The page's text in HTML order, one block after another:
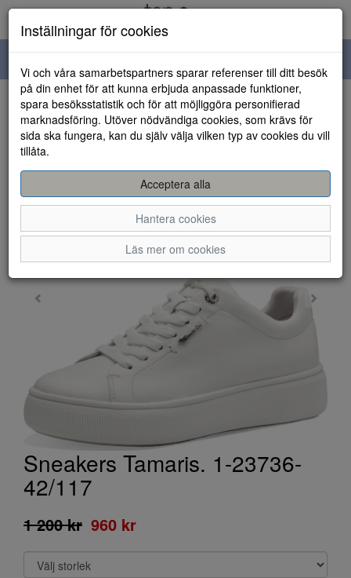
navigation
HEM
Sneakers Tamaris. 1-23736-
42/117
1 200 kr 960 kr
Inställningar för cookies
Vi och våra samarbetspartners sparar referenser till ditt besök
på din enhet för att kunna erbjuda anpassade funktioner,
spara besöksstatistik och för att möjliggöra personifierad
marknadsföring. Utöver nödvändiga cookies, som krävs för
sida ska fungera, kan du själv välja vilken typ av cookies du vill
tillåta.
Acceptera alla
Hantera cookies
Läs mer om cookies